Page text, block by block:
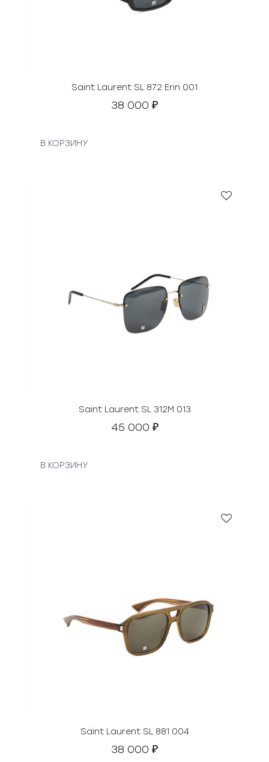
Saint Laurent SL 872 Erin 001
38 000 ₽
В КОРЗИНУ
Saint Laurent SL 312М 013
45 000 ₽
В КОРЗИНУ
Saint Laurent SL 881 004
38 000 ₽